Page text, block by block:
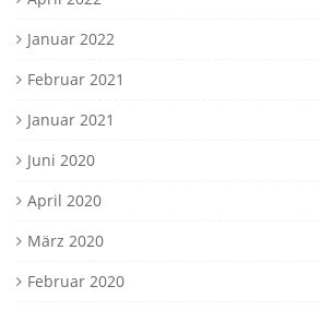
Januar 2022
Februar 2021
Januar 2021
Juni 2020
April 2020
März 2020
Februar 2020